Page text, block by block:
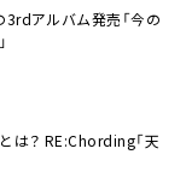
3rdアルバム発売「今の
は？ RE:Chording「天